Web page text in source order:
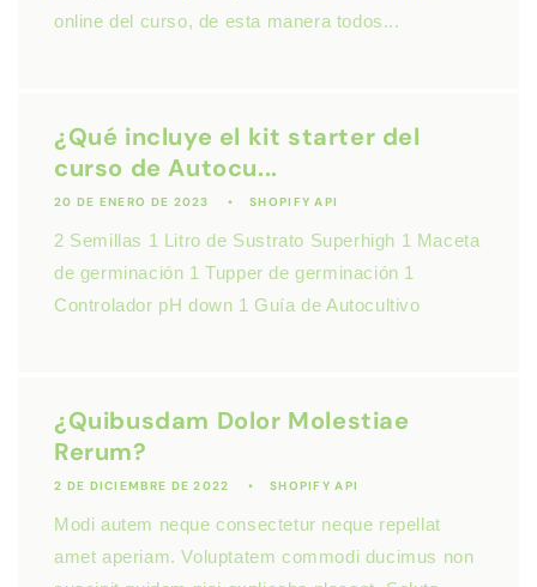
online del curso, de esta manera todos...
¿Qué incluye el kit starter del
curso de Autocu...
20 DE ENERO DE 2023 SHOPIFY API
2 Semillas 1 Litro de Sustrato Superhigh 1 Maceta
de germinación 1 Tupper de germinación 1
Controlador pH down 1 Guía de Autocultivo
¿Quibusdam Dolor Molestiae
Rerum?
2 DE DICIEMBRE DE 2022 SHOPIFY API
Modi autem neque consectetur neque repellat
amet aperiam. Voluptatem commodi ducimus non